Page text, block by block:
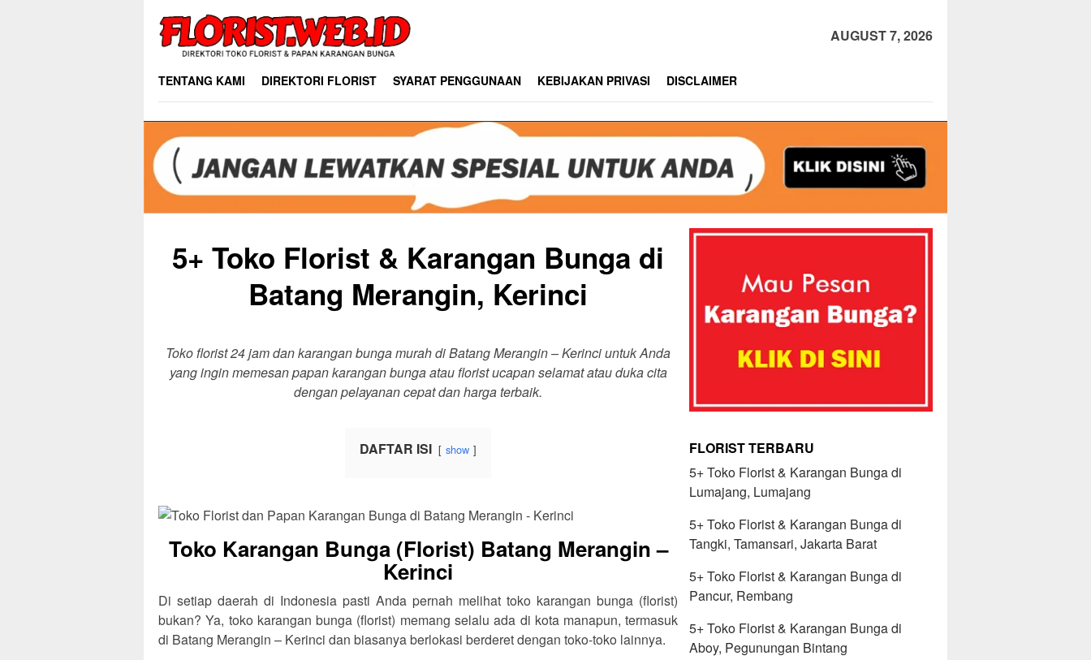
content
AUGUST 7, 2026
TENTANG KAMI DIREKTORI FLORIST SYARAT PENGGUNAAN KEBIJAKAN PRIVASI DISCLAIMER
5+ Toko Florist & Karangan Bunga di
Batang Merangin, Kerinci
Toko florist 24 jam dan karangan bunga murah di Batang Merangin – Kerinci untuk Anda
yang ingin memesan papan karangan bunga atau florist ucapan selamat atau duka cita
dengan pelayanan cepat dan harga terbaik.
DAFTAR ISI show
Toko Karangan Bunga (Florist) Batang Merangin –
Kerinci
Di setiap daerah di Indonesia pasti Anda pernah melihat toko karangan bunga (florist)
bukan? Ya, toko karangan bunga (florist) memang selalu ada di kota manapun, termasuk
di Batang Merangin – Kerinci dan biasanya berlokasi berderet dengan toko-toko lainnya.
FLORIST TERBARU
5+ Toko Florist & Karangan Bunga di
Lumajang, Lumajang
5+ Toko Florist & Karangan Bunga di
Tangki, Tamansari, Jakarta Barat
5+ Toko Florist & Karangan Bunga di
Pancur, Rembang
5+ Toko Florist & Karangan Bunga di
Aboy, Pegunungan Bintang